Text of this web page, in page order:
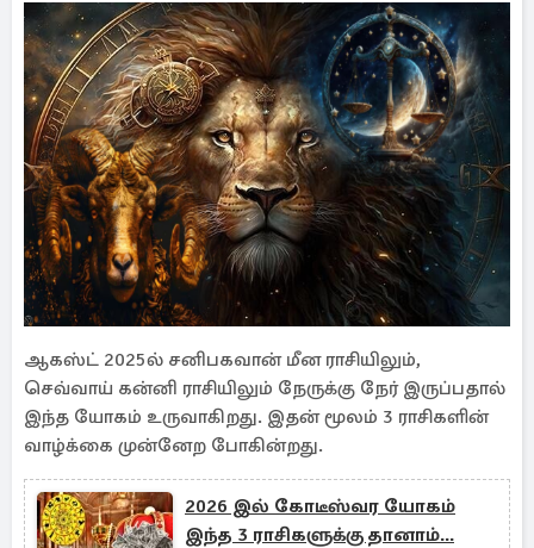
ஆகஸ்ட் 2025ல் சனிபகவான் மீன ராசியிலும்,
செவ்வாய் கன்னி ராசியிலும் நேருக்கு நேர் இருப்பதால்
இந்த யோகம் உருவாகிறது. இதன் மூலம் 3 ராசிகளின்
வாழ்க்கை முன்னேற போகின்றது.
2026 இல் கோடீஸ்வர யோகம்
இந்த 3 ராசிகளுக்கு தானாம்...